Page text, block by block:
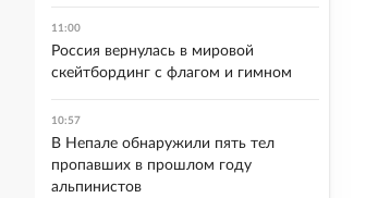
11:00
Россия вернулась в мировой
скейтбординг с флагом и гимном
10:57
В Непале обнаружили пять тел
пропавших в прошлом году
альпинистов